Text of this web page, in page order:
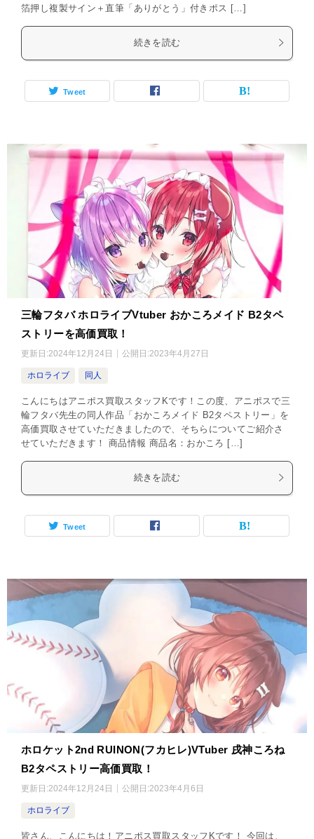
箔押し複製サイン＋直筆「ありがとう」付きポス […]
続きを読む
Tweet
三輪フタバ ホロライブVtuber おかころメイド B2タペ
ストリーを高価買取！
更新日:2024年12月24日 公開日:2023年4月27日
ホロライブ 同人
こんにちはアニポス買取スタッフKです！この度、アニポスで三
輪フタバ先生の同人作品「おかころメイド B2タペストリー」を
高価買取させていただきましたので、そちらについてご紹介さ
せていただきます！ 商品情報 商品名：おかころ […]
続きを読む
Tweet
ホロケット2nd RUINON(フカヒレ)VTuber 戌神ころね
B2タペストリー高価買取！
更新日:2024年12月24日 公開日:2023年4月6日
ホロライブ
皆さん、こんにちは！アニポス買取スタッフKです！ 今回は、